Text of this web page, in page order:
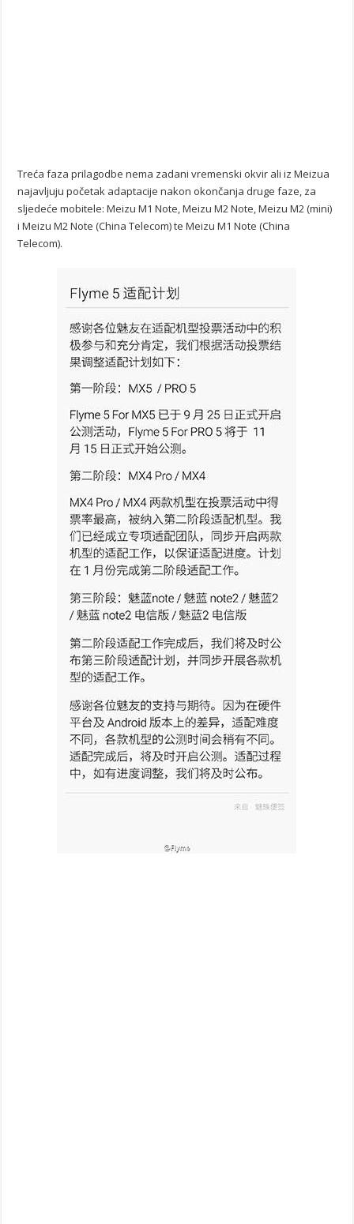
Treća faza prilagodbe nema zadani vremenski okvir ali iz Meizua
najavljuju početak adaptacije nakon okončanja druge faze, za
sljedeće mobitele: Meizu M1 Note, Meizu M2 Note, Meizu M2 (mini)
i Meizu M2 Note (China Telecom) te Meizu M1 Note (China
Telecom).